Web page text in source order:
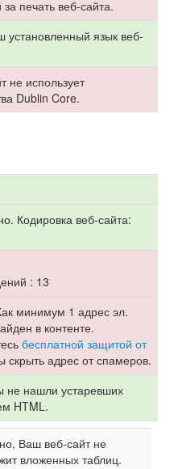
печать веб-сайта.
язык веб-
не использует
Dublin Core.
Кодировка веб-сайта:
: 13
минимум 1 адрес эл.
в контенте.
бесплатной защитой от
скрыть адрес от спамеров.
не нашли устаревших
HTML.
Ваш веб-сайт не
вложенных таблиц.